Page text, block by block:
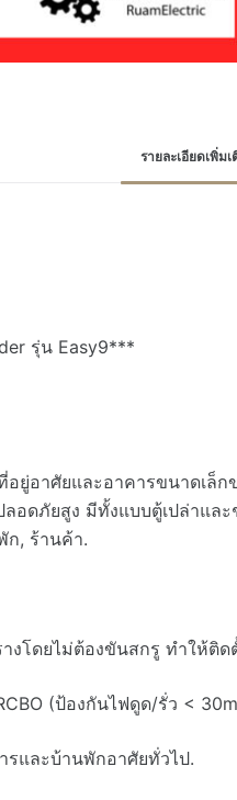
รายละเอียดเพิ่ม
รุ่น Easy9***
าศัยและอาคารขนาดเล็ก
อดภัยสูง มีทั้งแบบตู้เปล่าแล
ก, ร้านค้า.
งโดยไม่ต้องขันสกรู ทำให้ติด
(ป้องกันไฟดูด/รั่ว <
และบ้านพักอาศัยทั่วไป.